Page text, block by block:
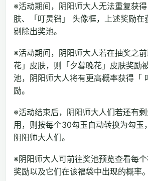
※活动期间，阴阳师大人无法重复获
肤、「叮灵铛」 头像框，上述奖励在
剔除出奖池。
※活动期间，阴阳师大人若在抽奖之
花」皮肤，则「夕暮晚花」皮肤奖励
池，阴阳师大人将有更高概率获得「
励。
※活动结束后，阴阳师大人们若还有
用，则按每个30勾玉自动转换为勾玉
阴阳师大人们。
※阴阳师大人可前往奖池预览查看每
奖励以及它们在该福袋中出现的概率。